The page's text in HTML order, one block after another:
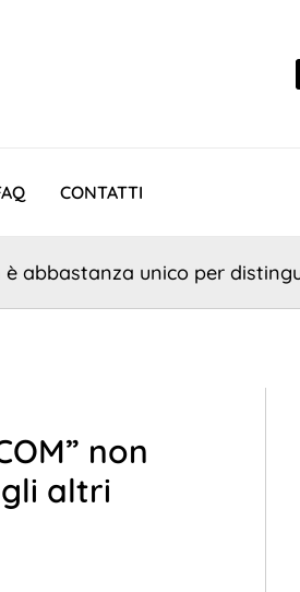
CONTATTI
è abbastanza unico per
non
altri